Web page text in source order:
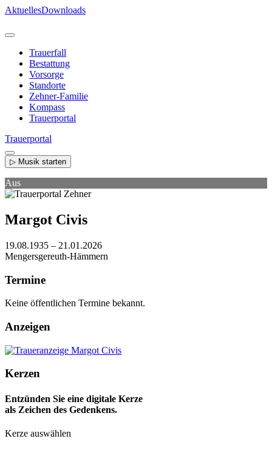
Direkt
Inhalt
AktuellesDownloads
Trauerfall
Bestattung
Vorsorge
Standorte
Zehner-Familie
Kompass
Trauerportal
Trauerportal
▷ Musik starten
Aus
Margot Civis
19.08.1935 – 21.01.2026
Mengersgereuth-Hämmern
Termine
Keine öffentlichen Termine bekannt.
Anzeigen
Kerzen
Entzünden Sie eine digitale Kerze
als Zeichen des Gedenkens.
Kerze auswählen